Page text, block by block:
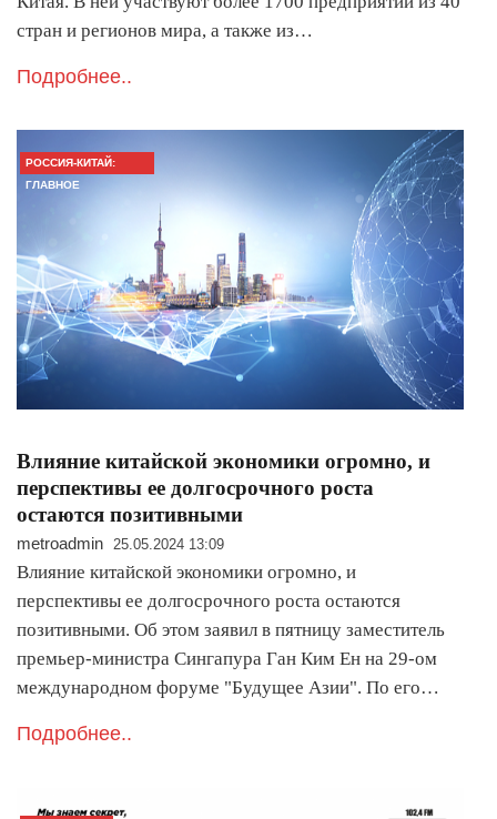
стран и регионов мира, а также из…
Подробнее..
РОССИЯ-КИТАЙ:
ГЛАВНОЕ
Влияние китайской экономики огромно, и
перспективы ее долгосрочного роста
остаются позитивными
metroadmin 25.05.2024 13:09
Влияние китайской экономики огромно, и
перспективы ее долгосрочного роста остаются
позитивными. Об этом заявил в пятницу заместитель
премьер-министра Сингапура Ган Ким Ен на 29-ом
международном форуме "Будущее Азии". По его…
Подробнее..